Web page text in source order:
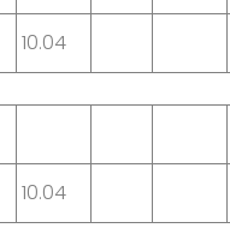
10.04
10.04